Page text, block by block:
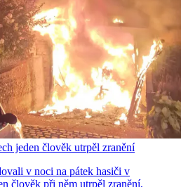
jeden člověk utrpěl zranění
v noci na pátek hasiči v
člověk při něm utrpěl zranění,